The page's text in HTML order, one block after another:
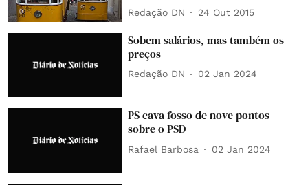
Redação DN 24 Out 2015
Sobem salários, mas também os
preços
Redação DN 02 Jan 2024
PS cava fosso de nove pontos
sobre o PSD
Rafael Barbosa 02 Jan 2024